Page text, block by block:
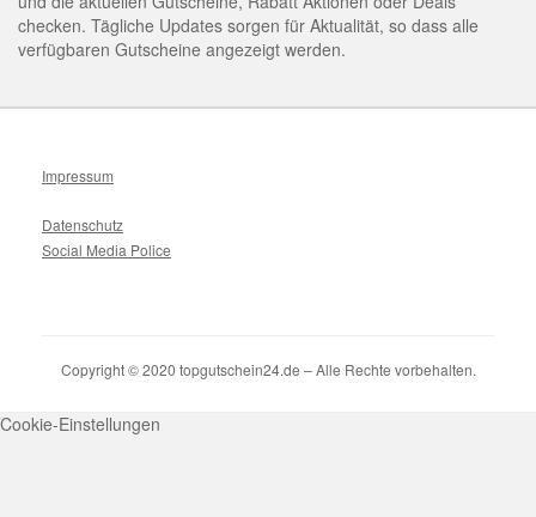
checken. Tägliche Updates sorgen für Aktualität, so dass alle
verfügbaren Gutscheine angezeigt werden.
Impressum
Datenschutz
Social Media Police
Copyright © 2020 topgutschein24.de – Alle Rechte vorbehalten.
Cookie-Einstellungen